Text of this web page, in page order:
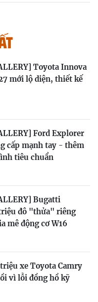
Toyota Innova
mới lộ diện, thiết kế
Ford Explorer
cấp mạnh tay - thêm
tiêu chuẩn
Bugatti
đô "thửa" riêng
mê động cơ W16
xe Toyota Camry
vì lỗi đồng hồ kỹ